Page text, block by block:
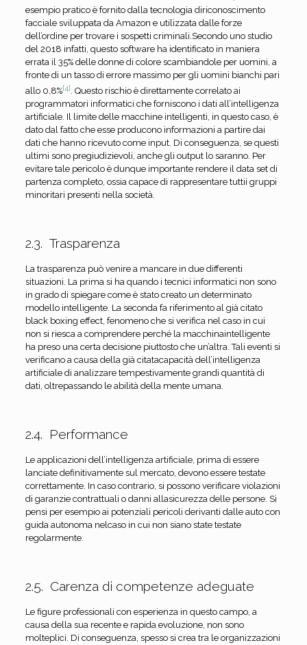
esempio pratico è fornito dalla tecnologia diriconoscimento
facciale sviluppata da Amazon e utilizzata dalle forze
dell’ordine per trovare i sospetti criminali.Secondo uno studio
del 2018 infatti, questo software ha identificato in maniera
errata il 35% delle donne di colore scambiandole per uomini, a
fronte di un tasso di errore massimo per gli uomini bianchi pari
allo 0,8%[4]. Questo rischio è direttamente correlato ai
programmatori informatici che forniscono i dati all’intelligenza
artificiale. Il limite delle macchine intelligenti, in questo caso, è
dato dal fatto che esse producono informazioni a partire dai
dati che hanno ricevuto come input. Di conseguenza, se questi
ultimi sono pregiudizievoli, anche gli output lo saranno. Per
evitare tale pericolo è dunque importante rendere il data set di
partenza completo, ossia capace di rappresentare tuttii gruppi
minoritari presenti nella società.
2.3. Trasparenza
La trasparenza può venire a mancare in due differenti
situazioni. La prima si ha quando i tecnici informatici non sono
in grado di spiegare come è stato creato un determinato
modello intelligente. La seconda fa riferimento al già citato
black boxing effect, fenomeno che si verifica nel caso in cui
non si riesca a comprendere perché la macchinaintelligente
ha preso una certa decisione piuttosto che un’altra. Tali eventi si
verificano a causa della già citatacapacità dell’intelligenza
artificiale di analizzare tempestivamente grandi quantità di
dati, oltrepassando le abilità della mente umana.
2.4. Performance
Le applicazioni dell’intelligenza artificiale, prima di essere
lanciate definitivamente sul mercato, devono essere testate
correttamente. In caso contrario, si possono verificare violazioni
di garanzie contrattuali o danni allasicurezza delle persone. Si
pensi per esempio ai potenziali pericoli derivanti dalle auto con
guida autonoma nelcaso in cui non siano state testate
regolarmente.
2.5. Carenza di competenze adeguate
Le figure professionali con esperienza in questo campo, a
causa della sua recente e rapida evoluzione, non sono
molteplici. Di conseguenza, spesso si crea tra le organizzazioni